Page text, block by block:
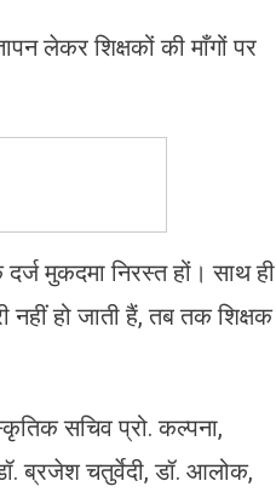
लेकर शिक्षकों की माँगों पर
दर्ज मुकदमा निरस्त हों। साथ ही
नहीं हो जाती हैं, तब तक शिक्षक
सचिव प्रो. कल्पना,
ब्रजेश चतुर्वेदी, डॉ. आलोक,